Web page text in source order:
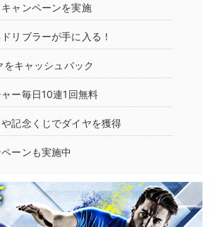
ャンペーンを実施
リブラーが手に入る！
キャッシュバック
ー毎日10連1回無料
記念くじでダイヤを獲得
ーンも実施中